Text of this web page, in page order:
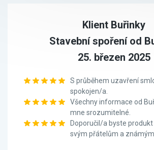
Klient Buřinky
Stavební spoření od
25. březen 2025
S průběhem uzavření
spokojen/a.
Všechny informace od
mne srozumitelné.
Doporučil/a byste
svým přátelům a